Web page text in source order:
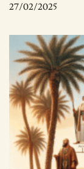
27/02/2025